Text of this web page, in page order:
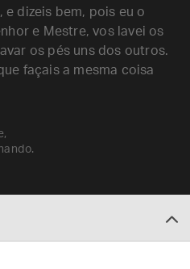
e dizeis bem, pois eu o
e Mestre, vos lavei os
os pés uns dos outros.
façais a mesma coisa